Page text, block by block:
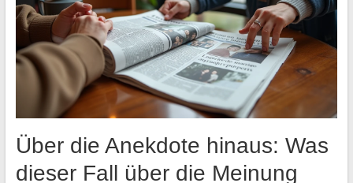
Über die Anekdote hinaus: Was
dieser Fall über die Meinung